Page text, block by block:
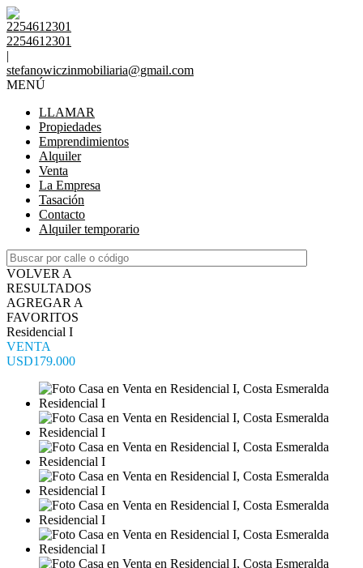
2254612301
2254612301
|
stefanowiczinmobiliaria@gmail.com
MENÚ
LLAMAR
Propiedades
Emprendimientos
Alquiler
Venta
La Empresa
Tasación
Contacto
Alquiler temporario
VOLVER A
RESULTADOS
AGREGAR A
FAVORITOS
Residencial I
VENTA
USD179.000